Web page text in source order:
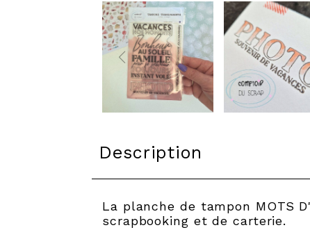
Description
La planche de tampon MOTS
scrapbooking et de carterie.